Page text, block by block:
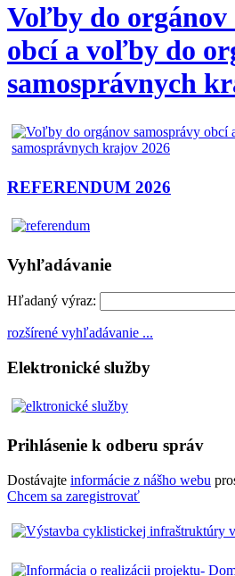
Voľby do orgánov
obcí a voľby do
samosprávnych
REFERENDUM 2026
Vyhľadávanie
Hľadaný výraz:
rozšírené vyhľadávanie ...
Elektronické služby
Prihlásenie k odberu správ
Dostávajte informácie z nášho webu
Chcem sa zaregistrovať